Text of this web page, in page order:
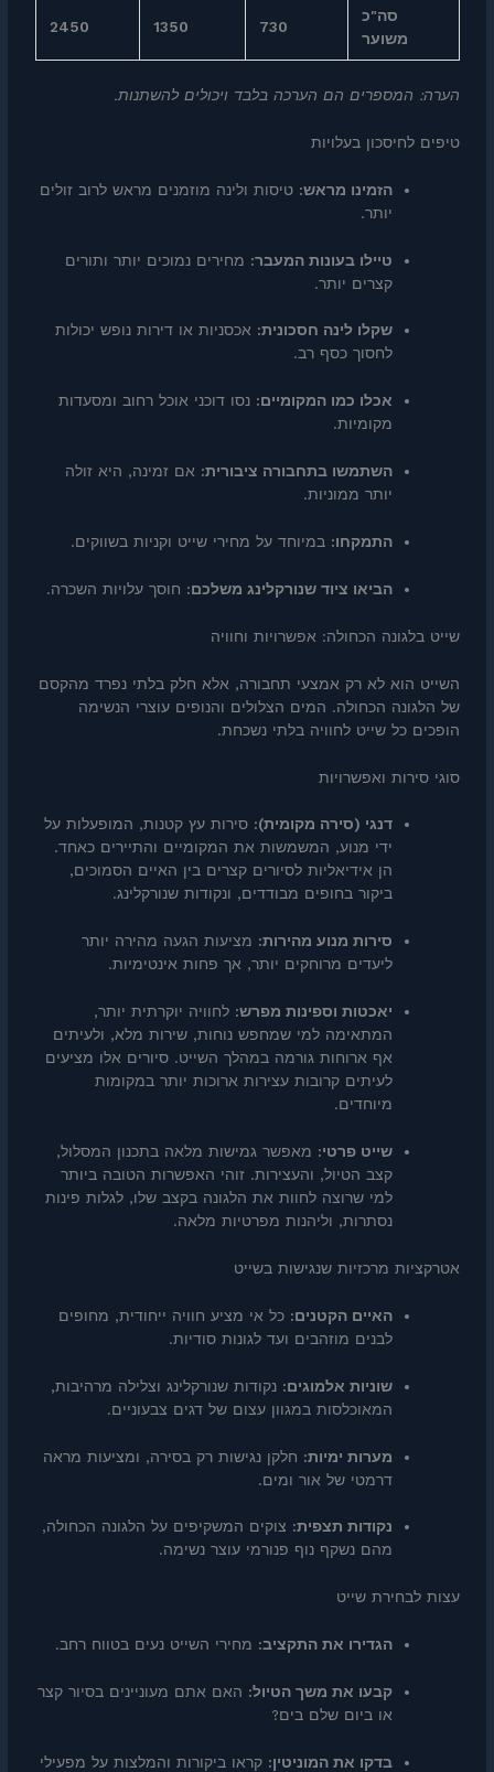
סה"כ
משוער
730
1350
2450
הערה: המספרים הם הערכה בלבד ויכולים להשתנות.
טיפים לחיסכון בעלויות
הזמינו מראש: טיסות ולינה מוזמנים מראש לרוב זולים
יותר.
טיילו בעונות המעבר: מחירים נמוכים יותר ותורים
קצרים יותר.
שקלו לינה חסכונית: אכסניות או דירות נופש יכולות
לחסוך כסף רב.
אכלו כמו המקומיים: נסו דוכני אוכל רחוב ומסעדות
מקומיות.
השתמשו בתחבורה ציבורית: אם זמינה, היא זולה
יותר ממוניות.
התמקחו: במיוחד על מחירי שייט וקניות בשווקים.
הביאו ציוד שנורקלינג משלכם: חוסך עלויות השכרה.
שייט בלגונה הכחולה: אפשרויות וחוויה
השייט הוא לא רק אמצעי תחבורה, אלא חלק בלתי נפרד מהקסם
של הלגונה הכחולה. המים הצלולים והנופים עוצרי הנשימה
הופכים כל שייט לחוויה בלתי נשכחת.
סוגי סירות ואפשרויות
דנגי (סירה מקומית): סירות עץ קטנות, המופעלות על
ידי מנוע, המשמשות את המקומיים והתיירים כאחד.
הן אידיאליות לסיורים קצרים בין האיים הסמוכים,
ביקור בחופים מבודדים, ונקודות שנורקלינג.
סירות מנוע מהירות: מציעות הגעה מהירה יותר
ליעדים מרוחקים יותר, אך פחות אינטימיות.
יאכטות וספינות מפרש: לחוויה יוקרתית יותר,
המתאימה למי שמחפש נוחות, שירות מלא, ולעיתים
אף ארוחות גורמה במהלך השייט. סיורים אלו מציעים
לעיתים קרובות עצירות ארוכות יותר במקומות
מיוחדים.
שייט פרטי: מאפשר גמישות מלאה בתכנון המסלול,
קצב הטיול, והעצירות. זוהי האפשרות הטובה ביותר
למי שרוצה לחוות את הלגונה בקצב שלו, לגלות פינות
נסתרות, וליהנות מפרטיות מלאה.
אטרקציות מרכזיות שנגישות בשייט
האיים הקטנים: כל אי מציע חוויה ייחודית, מחופים
לבנים מוזהבים ועד לגונות סודיות.
שוניות אלמוגים: נקודות שנורקלינג וצלילה מרהיבות,
המאוכלסות במגוון עצום של דגים צבעוניים.
מערות ימיות: חלקן נגישות רק בסירה, ומציעות מראה
דרמטי של אור ומים.
נקודות תצפית: צוקים המשקיפים על הלגונה הכחולה,
מהם נשקף נוף פנורמי עוצר נשימה.
עצות לבחירת שייט
הגדירו את התקציב: מחירי השייט נעים בטווח רחב.
קבעו את משך הטיול: האם אתם מעוניינים בסיור קצר
או ביום שלם בים?
בדקו את המוניטין: קראו ביקורות והמלצות על מפעילי